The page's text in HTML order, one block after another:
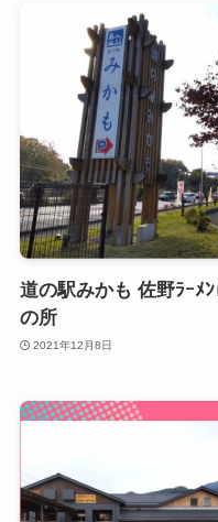
道の駅みかも 佐野ﾗｰﾒ
の所
2021年12月8日